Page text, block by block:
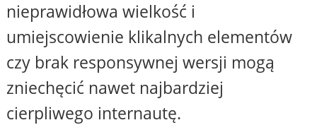
nieprawidłowa wielkość i
umiejscowienie klikalnych elementów
czy brak responsywnej wersji mogą
zniechęcić nawet najbardziej
cierpliwego internautę.